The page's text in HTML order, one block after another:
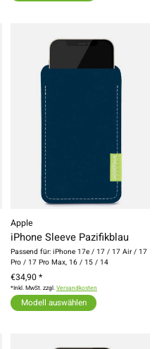
Apple
iPhone Sleeve Pazifikblau
Passend für: iPhone 17e / 17 / 17 Air / 17
Pro / 17 Pro Max, 16 / 15 / 14
€34,90 *
*Inkl. MwSt. zzgl.Versandkosten
Modell auswählen